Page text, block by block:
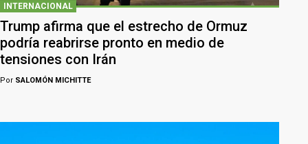
INTERNACIONAL
Trump afirma que el estrecho de Ormuz
podría reabrirse pronto en medio de
tensiones con Irán
Por SALOMÓN MICHITTE